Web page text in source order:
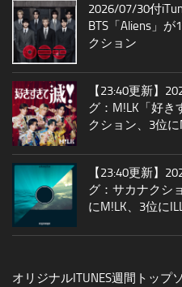
2026/07/30付
BTS「Aliens」
クション
【23:40更新】
グ：M!LK「好き
クション、3位に
【23:40更新】
グ：サカナクシ
にM!LK、3位に
オリジナルITUNES週間トップ